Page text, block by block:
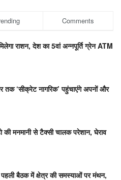
Comments
राशन, देश का 5वां अन्नपूर्ति ग्रेन ATM
तक ‘सीक्रेट नागरिक’ पहुंचाएंगे अपनों और
मनमानी से टैक्सी चालक परेशान, घेराव
बैठक में क्षेत्र की समस्याओं पर मंथन,